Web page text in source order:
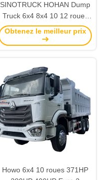
SINOTRUCK HOHAN Dump
Truck 6x4 8x4 10 12 roues
LHD RHD HOWO NX
Camion à rouleaux usagé
Obtenez le meilleur prix
Howo 6x4 10 roues 371HP